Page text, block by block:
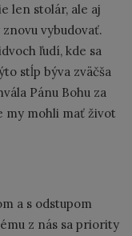
len stolár, ale aj
vybudovať.
ľudí, kde sa
stĺp býva zväčša
Pánu Bohu za
my mohli mať život
a s odstupom
z nás sa priority